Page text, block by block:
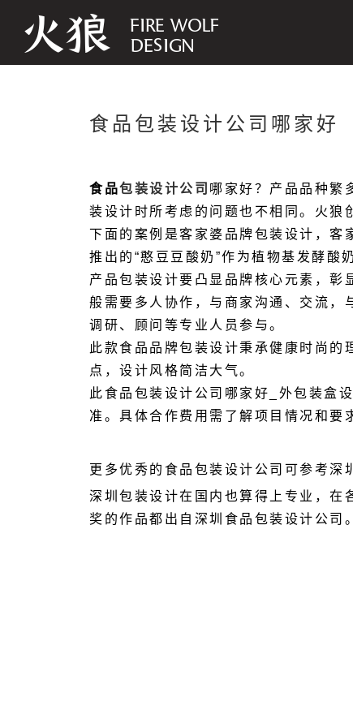
食品包装设计公司哪家好
食品包装设计公司 哪家好？产品品种繁
装设计时所考虑的问题也不相同。火狼
下面的案例是客家婆品牌包装设计，客
推出的 “憨豆豆酸奶 ”作为植物基发酵酸
产品包装设计要凸显品牌核心元素，彰
般需要多人协作，与商家沟通、交流，
调研、顾问等专业人员参与。
此款食品品牌包装设计秉承健康时尚的
点，设计风格简洁大气。
此食品包装设计公司哪家好
外包装盒
准。具体合作费用需了解项目情况和要
更多优秀的食品包装设计公司可参考深
深圳包装设计在国内也算得上专业，在
奖的作品都出自深圳食品包装设计公司。